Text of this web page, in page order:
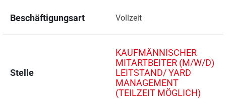
Beschäftigungsart Vollzeit
Stelle
KAUFMÄNNISCHER
MITARTBEITER (M/W/D)
LEITSTAND/ YARD
MANAGEMENT
(TEILZEIT MÖGLICH)